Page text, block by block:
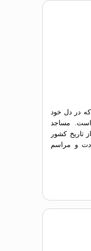
در دل خود
است. مساجد
تاریخ کشور
و مراسم